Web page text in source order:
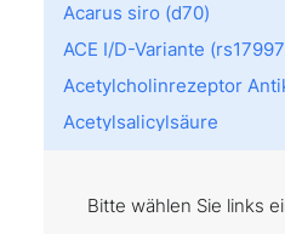
Acarus siro (d70)
ACE I/D-Variante
Acetylcholinrezeptor
Acetylsalicylsäure
Acremonium kiliense
Bitte wählen Sie links